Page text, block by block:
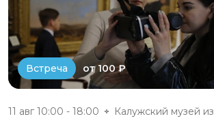
Встреча от 100 ₽
11 авг 10:00 - 18:00